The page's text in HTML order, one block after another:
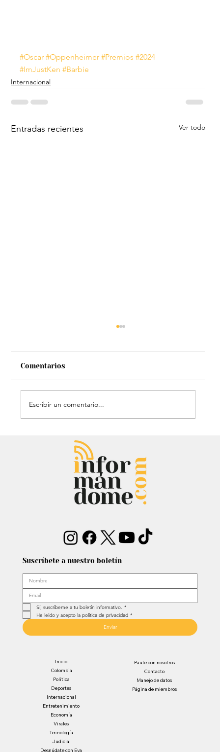
#Oscar #Oppenheimer #Premios #2024
#ImJustKen #Barbie
Internacional
Entradas recientes Ver todo
Audiencia de Maduro en Estados
Unidos: Debate por fondos para su
defensa marca el proceso
Comentarios
Escribir un comentario...
Suscríbete a nuestro boletín
Sí, suscríbeme a tu boletín informativo. *
He leído y acepto la política de privacidad *
Enviar
Inicio
Colombia
Política
Deportes
Internacional
Entretenimiento
Economía
Virales
Tecnología
Judicial
Desnúdate con Eva
Paute con nosotros
Contacto
Manejo de datos
Página de miembros